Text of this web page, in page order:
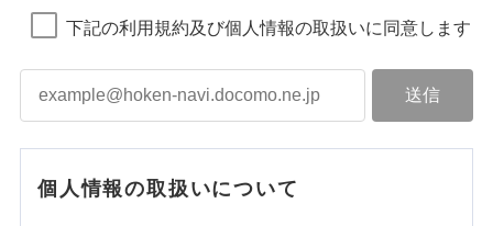
下記の利用規約及び個人情報の取扱いに同意します
個人情報の取扱いについて